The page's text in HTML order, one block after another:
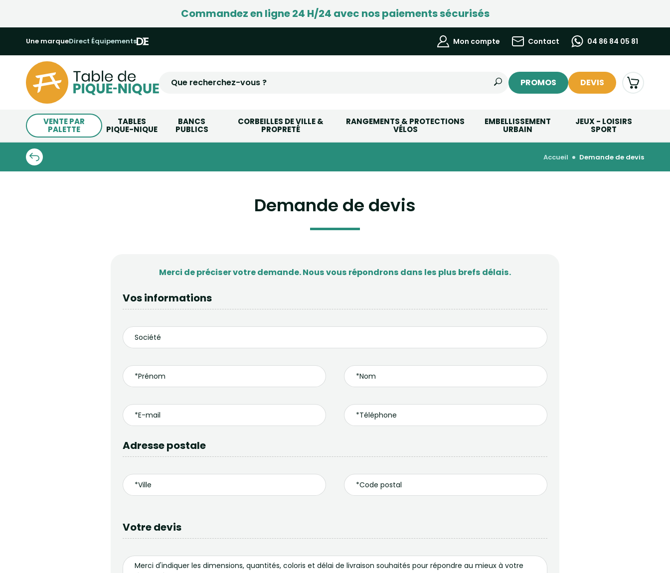
Commandez en ligne 24 H/24 avec nos paiements sécurisés
Une marqueDirect Équipements Mon compte Contact 04 86 84 05 81
PROMOS DEVIS
VENTE PAR
PALETTE
TABLES
PIQUE-NIQUE
BANCS
PUBLICS
CORBEILLES DE VILLE &
PROPRETÉ
RANGEMENTS & PROTECTIONS
VÉLOS
EMBELLISSEMENT
URBAIN
JEUX - LOISIRS
SPORT
accueil demande de devis
Demande de devis
Merci de préciser votre demande. Nous vous répondrons dans les plus brefs délais.
Vos informations
Adresse postale
Votre devis